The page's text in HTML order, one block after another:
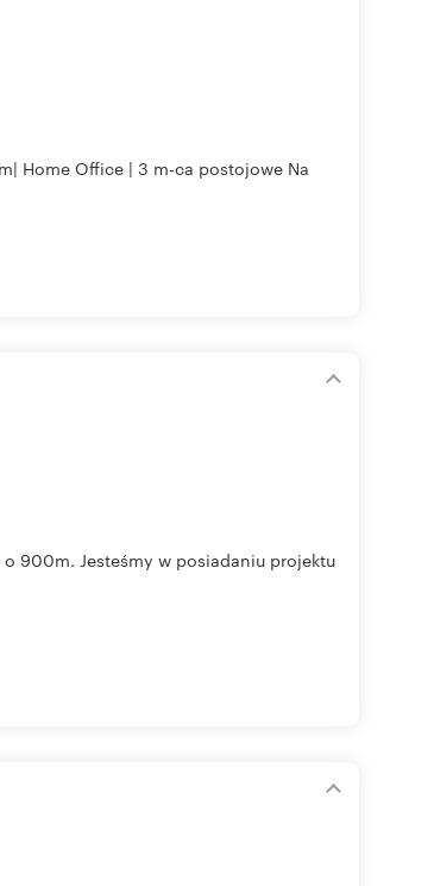
Home Office | 3 m-ca postojowe Na
900m. Jesteśmy w posiadaniu projektu